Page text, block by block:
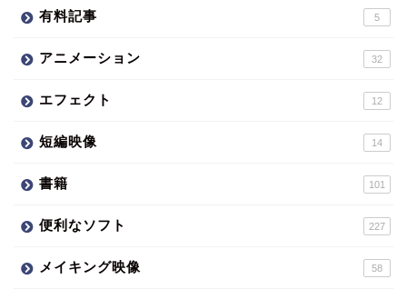
有料記事 5
アニメーション 32
エフェクト 12
短編映像 14
書籍 101
便利なソフト 227
メイキング映像 58